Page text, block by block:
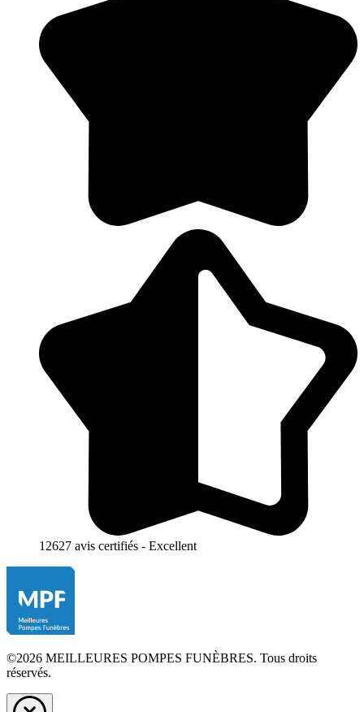
12627 avis certifiés - Excellent
©2026 MEILLEURES POMPES FUNÈBRES. Tous droits
réservés.